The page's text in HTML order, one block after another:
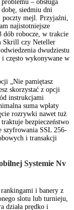
– obsługa
siedmiu dni
mejl. Przyjaźni,
najistotniejsze
dób robocze, w trakcie
Skrill czy Neteller
dwudziestu
i często wykonywane w
„Nie pamiętasz
skorzystać z opcji
instrukcjami
suma wpłaty
rozrywki nawet tuż
bezpieczeństwo
szyfrowania SSL 256-
i transakcji
Systemie Nv
i banery z
slotu lub turnieju,
działa prędko i